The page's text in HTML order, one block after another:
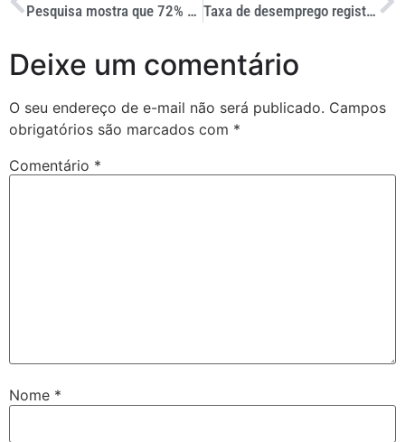
Pesquisa mostra que 72% das pessoas já presenciaram racismo no transporte Taxa de desemprego registrou menor número desde 2016
Deixe um comentário
O seu endereço de e-mail não será publicado. Campos
obrigatórios são marcados com *
Comentário *
Nome *